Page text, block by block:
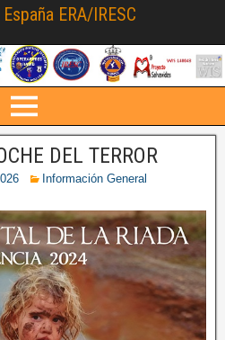
ERA/IRESC
DEL TERROR
Información General